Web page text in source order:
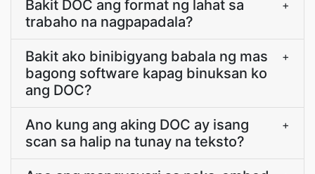
Bakit DOC ang format ng lahat sa
trabaho na nagpapadala?
+
Bakit ako binibigyang babala ng mas
bagong software kapag binuksan ko
ang DOC?
+
Ano kung ang aking DOC ay isang
scan sa halip na tunay na teksto?
+